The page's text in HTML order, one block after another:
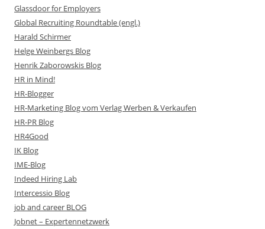
Glassdoor for Employers
Global Recruiting Roundtable (engl.)
Harald Schirmer
Helge Weinbergs Blog
Henrik Zaborowskis Blog
HR in Mind!
HR-Blogger
HR-Marketing Blog vom Verlag Werben & Verkaufen
HR-PR Blog
HR4Good
IK Blog
IME-Blog
Indeed Hiring Lab
Intercessio Blog
job and career BLOG
Jobnet – Expertennetzwerk